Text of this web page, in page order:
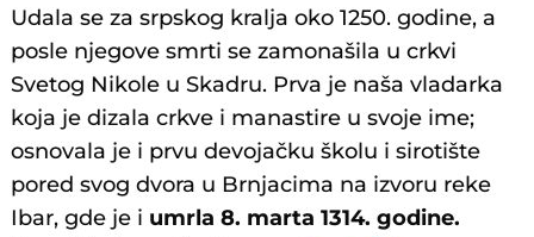
Udala se za srpskog kralja oko 1250. godine, a
posle njegove smrti se zamonašila u crkvi
Svetog Nikole u Skadru. Prva je naša vladarka
koja je dizala crkve i manastire u svoje ime;
osnovala je i prvu devojačku školu i sirotište
pored svog dvora u Brnjacima na izvoru reke
Ibar, gde je i umrla 8. marta 1314. godine.